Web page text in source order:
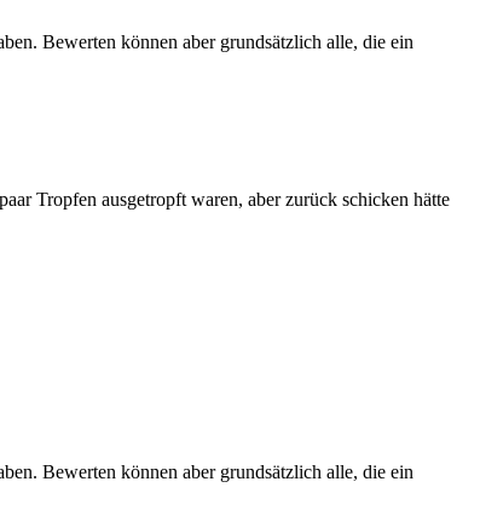
Bewerten können aber grundsätzlich alle, die ein
Tropfen ausgetropft waren, aber zurück schicken hätte
Bewerten können aber grundsätzlich alle, die ein